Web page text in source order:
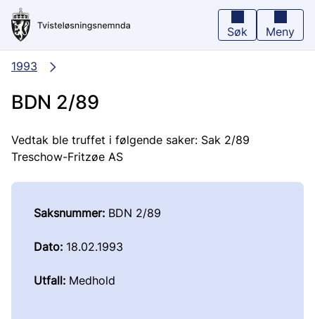
Hopp
hovedinnhold
Søk Meny
1993
BDN 2/89
Vedtak ble truffet i følgende saker: Sak 2/89
Treschow-Fritzøe AS
Saksnummer: BDN 2/89
Dato: 18.02.1993
Utfall: Medhold